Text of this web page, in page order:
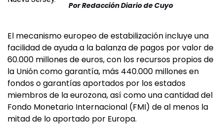
PorRedacción Diario de Cuyo
El mecanismo europeo de estabilización incluye una
facilidad de ayuda a la balanza de pagos por valor de
60.000 millones de euros, con los recursos propios de
la Unión como garantía, más 440.000 millones en
fondos o garantías aportados por los estados
miembros de la eurozona, así como una cantidad del
Fondo Monetario Internacional (FMI) de al menos la
mitad de lo aportado por Europa.